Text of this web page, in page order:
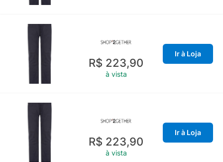
R$ 223,90
à vista
Ir à Loja
R$ 223,90
à vista
Ir à Loja